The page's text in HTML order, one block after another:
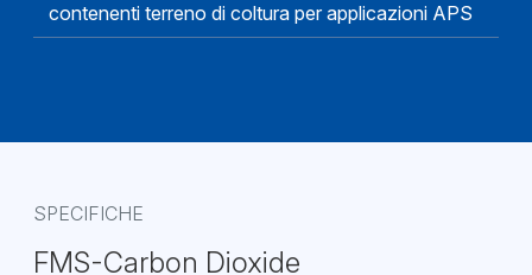
contenenti terreno di coltura per applicazioni APS
SPECIFICHE
FMS-Carbon Dioxide